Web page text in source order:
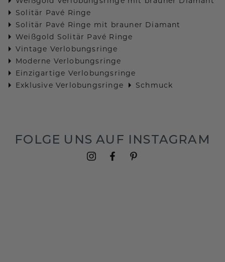
Solitär Pavé Ringe
Solitär Pavé Ringe mit brauner Diamant
Weißgold Solitär Pavé Ringe
Vintage Verlobungsringe
Moderne Verlobungsringe
Einzigartige Verlobungsringe
Exklusive Verlobungsringe
Schmuck
FOLGE UNS AUF INSTAGRAM